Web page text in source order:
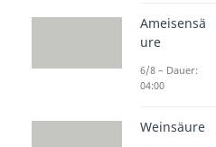
Dafür musst
Ameisensä
ure
6/8 – Dauer:
04:00
Weinsäure